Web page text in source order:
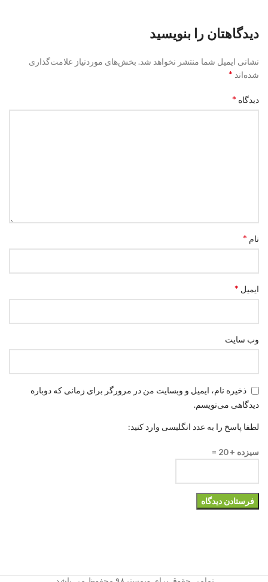
دیدگاهتان را بنویسید
نشانی ایمیل شما منتشر نخواهد شد. بخش‌های موردنیاز علامت‌گذاری
شده‌اند *
دیدگاه *
نام *
ایمیل *
وب‌ سایت
ذخیره نام، ایمیل و وبسایت من در مرورگر برای زمانی که دوباره
دیدگاهی می‌نویسم.
لطفا پاسخ را به عدد انگلیسی وارد کنید:
سیزده + 20 =